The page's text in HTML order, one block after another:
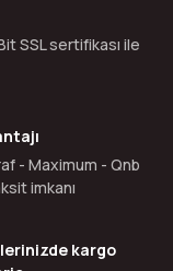
SSL sertifikası ile
- Maximum - Qnb
imkanı
kargo